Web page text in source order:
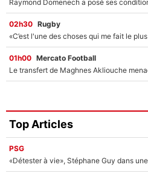
02h30 Rugby
01h00 Mercato Football
Top Articles
PSG
«Détester à vie», Stéphane Guy dans